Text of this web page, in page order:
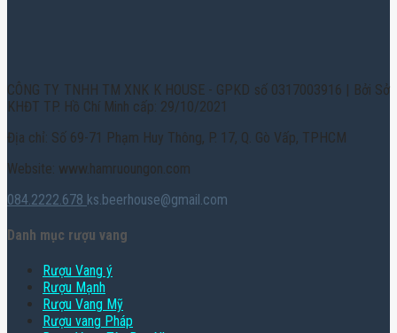
CÔNG TY TNHH TM XNK K HOUSE - GPKD số 0317003916 | Bởi Sở
KHĐT TP. Hồ Chí Minh cấp: 29/10/2021
Địa chỉ: Số 69-71 Phạm Huy Thông, P. 17, Q. Gò Vấp, TPHCM
Website: www.hamruoungon.com
084.2222.678 ks.beerhouse@gmail.com
Danh mục rượu vang
Rượu Vang ý
Rượu Mạnh
Rượu Vang Mỹ
Rượu vang Pháp